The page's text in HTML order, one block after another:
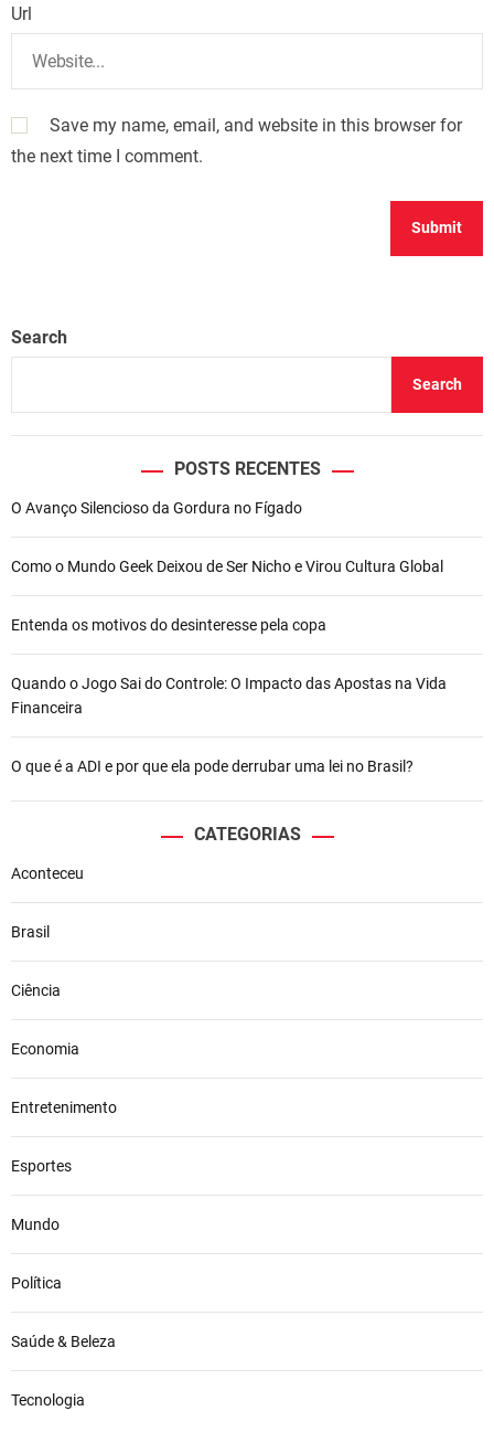
Url
Save my name, email, and website in this browser for
the next time I comment.
Search
Search
POSTS RECENTES
O Avanço Silencioso da Gordura no Fígado
Como o Mundo Geek Deixou de Ser Nicho e Virou Cultura Global
Entenda os motivos do desinteresse pela copa
Quando o Jogo Sai do Controle: O Impacto das Apostas na Vida
Financeira
O que é a ADI e por que ela pode derrubar uma lei no Brasil?
CATEGORIAS
Aconteceu
Brasil
Ciência
Economia
Entretenimento
Esportes
Mundo
Política
Saúde & Beleza
Tecnologia